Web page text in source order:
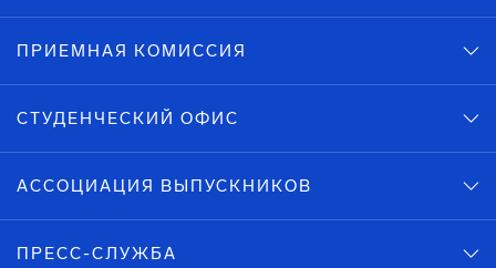
ПРИЕМНАЯ КОМИССИЯ
СТУДЕНЧЕСКИЙ ОФИС
АССОЦИАЦИЯ ВЫПУСКНИКОВ
ПРЕСС-СЛУЖБА